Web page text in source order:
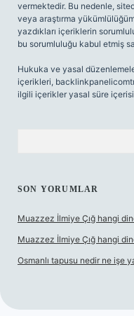
vermektedir. Bu nedenle,
veya araştırma
yazdıkları içeriklerin
bu sorumluluğu kabul etmiş
Hukuka ve yasal
içerikleri,
ilgili içerikler yasal süre
SON YORUMLAR
Muazzez İlmiye Çığ hangi
Muazzez İlmiye Çığ hangi
Osmanlı tapusu nedir ne işe